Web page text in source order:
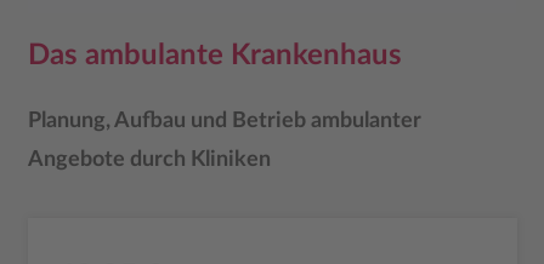
Das ambulante Krankenhaus
Planung, Aufbau und Betrieb ambulanter
Angebote durch Kliniken